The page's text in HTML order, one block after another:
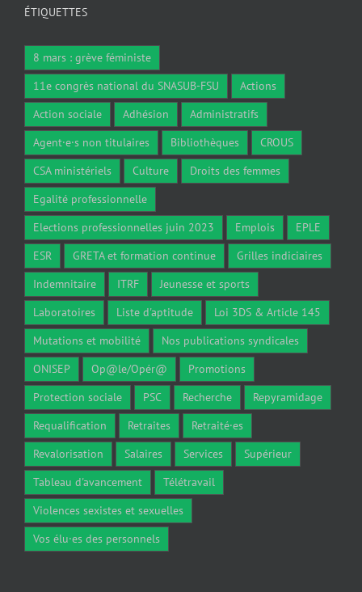
ÉTIQUETTES
8 mars : grève féministe
11e congrès national du SNASUB-FSU
Actions
Action sociale
Adhésion
Administratifs
Agent·e·s non titulaires
Bibliothèques
CROUS
CSA ministériels
Culture
Droits des femmes
Egalité professionnelle
Elections professionnelles juin 2023
Emplois
EPLE
ESR
GRETA et formation continue
Grilles indiciaires
Indemnitaire
ITRF
Jeunesse et sports
Laboratoires
Liste d'aptitude
Loi 3DS & Article 145
Mutations et mobilité
Nos publications syndicales
ONISEP
Op@le/Opér@
Promotions
Protection sociale
PSC Recherche
Repyramidage
Requalification
Retraites
Retraité·es
Revalorisation
Salaires Services
Supérieur
Tableau d'avancement
Télétravail
Violences sexistes et sexuelles
Vos élu·es des personnels